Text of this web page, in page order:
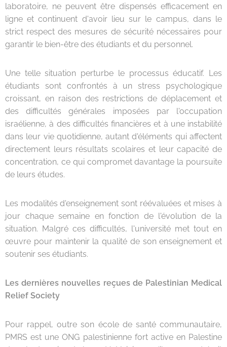
laboratoire, ne peuvent être dispensés efficacement en
ligne et continuent d'avoir lieu sur le campus, dans le
strict respect des mesures de sécurité nécessaires pour
garantir le bien-être des étudiants et du personnel.
Une telle situation perturbe le processus éducatif. Les
étudiants sont confrontés à un stress psychologique
croissant, en raison des restrictions de déplacement et
des difficultés générales imposées par l'occupation
israélienne, à des difficultés financières et à une instabilité
dans leur vie quotidienne, autant d'éléments qui affectent
directement leurs résultats scolaires et leur capacité de
concentration, ce qui compromet davantage la poursuite
de leurs études.
Les modalités d'enseignement sont réévaluées et mises à
jour chaque semaine en fonction de l'évolution de la
situation. Malgré ces difficultés, l'université met tout en
œuvre pour maintenir la qualité de son enseignement et
soutenir ses étudiants.
Les dernières nouvelles reçues de Palestinian Medical
Relief Society
Pour rappel, outre son école de santé communautaire,
PMRS est une ONG palestinienne fort active en Palestine